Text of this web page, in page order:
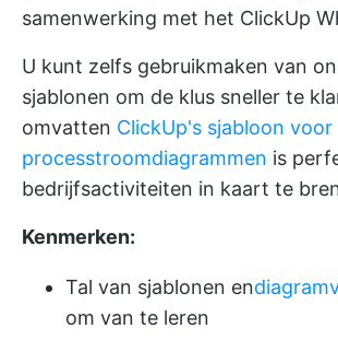
samenwerking met het ClickUp
U kunt zelfs gebruikmaken van
sjablonen om de klus sneller te
omvatten ClickUp's sjabloon voor
processtroomdiagrammen is
bedrijfsactiviteiten in kaart te
Kenmerken:
Tal van sjablonen en
om van te leren